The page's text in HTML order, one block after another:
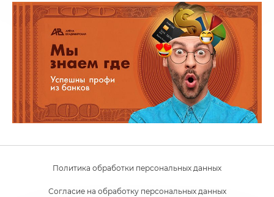
Политика обработки персональных данных
Согласие на обработку персональных данных